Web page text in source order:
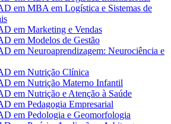
em MBA em Logística e Sistemas de
em Marketing e Vendas
em Modelos de Gestão
em Neuroaprendizagem: Neurociência e
em Nutrição Clínica
em Nutrição Materno Infantil
em Nutrição e Atenção à Saúde
em Pedagogia Empresarial
em Pedologia e Geomorfologia